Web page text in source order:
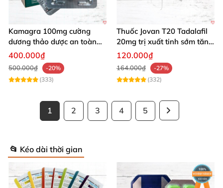
Kamagra 100mg cường
dương thảo dược an toàn
kéo dài thời gian quan hệ
400.000₫
500.000₫
-20%
(333)
Thuốc Jovan T20 Tadalafil
20mg trị xuất tinh sớm tăng
cường sinh lý phái mạnh
120.000₫
164.000₫
-27%
(332)
1 2 3 4 5
📂 Kéo dài thời gian